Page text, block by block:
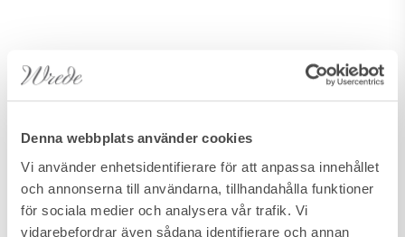
Denna webbplats använder cookies
Vi använder enhetsidentifierare för att anpassa innehållet
och annonserna till användarna, tillhandahålla funktioner
för sociala medier och analysera vår trafik. Vi
vidarebefordrar även sådana identifierare och annan